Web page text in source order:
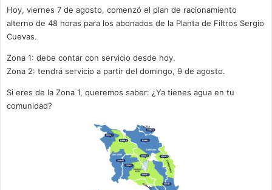
Hoy, viernes 7 de agosto, comenzó el plan de racionamiento
alterno de 48 horas para los abonados de la Planta de Filtros Sergio
Cuevas.
Zona 1: debe contar con servicio desde hoy.
Zona 2: tendrá servicio a partir del domingo, 9 de agosto.
Si eres de la Zona 1, queremos saber: ¿Ya tienes agua en tu
comunidad?